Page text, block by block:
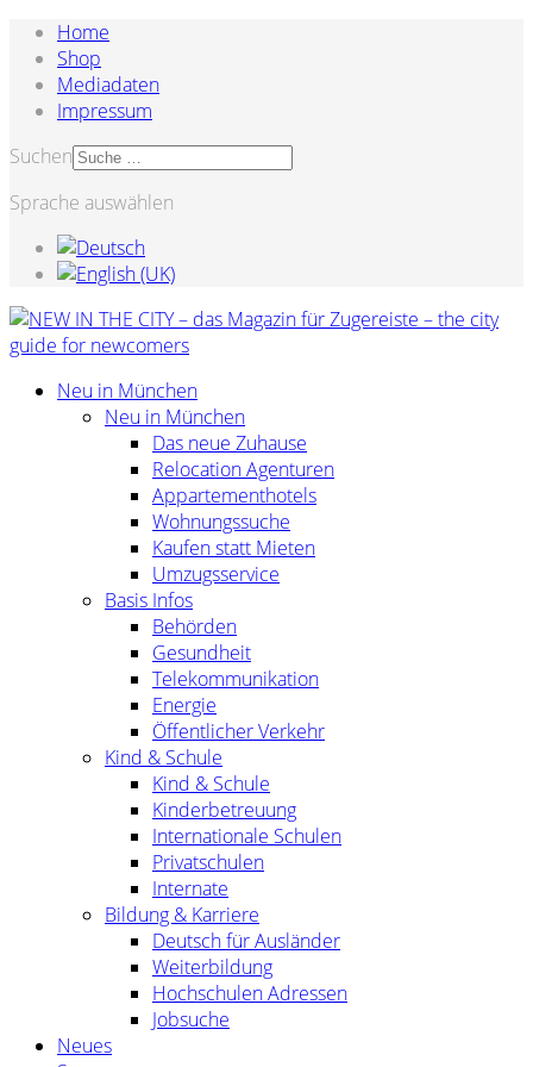
Home
Shop
Mediadaten
Impressum
Suchen
Sprache auswählen
Neu in München
Neu in München
Das neue Zuhause
Relocation Agenturen
Appartementhotels
Wohnungssuche
Kaufen statt Mieten
Umzugsservice
Basis Infos
Behörden
Gesundheit
Telekommunikation
Energie
Öffentlicher Verkehr
Kind & Schule
Kind & Schule
Kinderbetreuung
Internationale Schulen
Privatschulen
Internate
Bildung & Karriere
Deutsch für Ausländer
Weiterbildung
Hochschulen Adressen
Jobsuche
Neues